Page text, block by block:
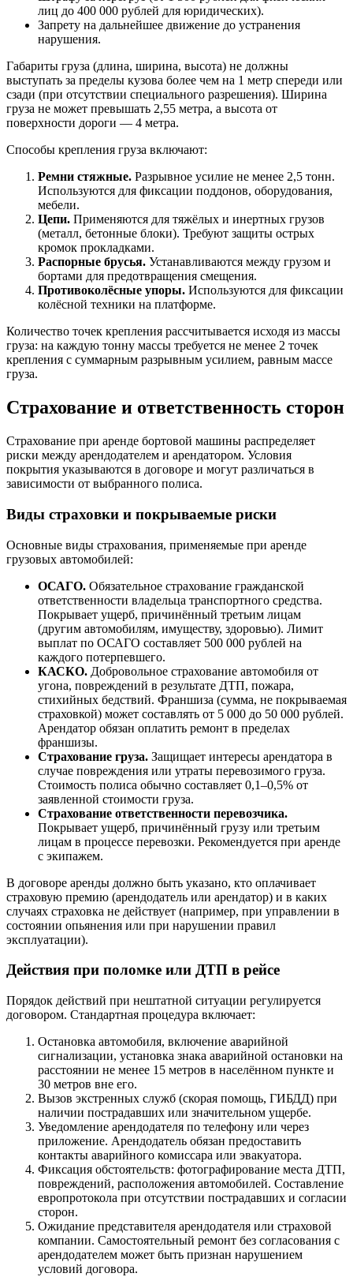
лиц до 400 000 рублей для юридических).
Запрету на дальнейшее движение до устранения
нарушения.
Габариты груза (длина, ширина, высота) не должны
выступать за пределы кузова более чем на 1 метр спереди или
сзади (при отсутствии специального разрешения). Ширина
груза не может превышать 2,55 метра, а высота от
поверхности дороги — 4 метра.
Способы крепления груза включают:
Ремни стяжные. Разрывное усилие не менее 2,5 тонн.
Используются для фиксации поддонов, оборудования,
мебели.
Цепи. Применяются для тяжёлых и инертных грузов
(металл, бетонные блоки). Требуют защиты острых
кромок прокладками.
Распорные брусья. Устанавливаются между грузом и
бортами для предотвращения смещения.
Противоколёсные упоры. Используются для фиксации
колёсной техники на платформе.
Количество точек крепления рассчитывается исходя из массы
груза: на каждую тонну массы требуется не менее 2 точек
крепления с суммарным разрывным усилием, равным массе
груза.
Страхование и ответственность сторон
Страхование при аренде бортовой машины распределяет
риски между арендодателем и арендатором. Условия
покрытия указываются в договоре и могут различаться в
зависимости от выбранного полиса.
Виды страховки и покрываемые риски
Основные виды страхования, применяемые при аренде
грузовых автомобилей:
ОСАГО. Обязательное страхование гражданской
ответственности владельца транспортного средства.
Покрывает ущерб, причинённый третьим лицам
(другим автомобилям, имуществу, здоровью). Лимит
выплат по ОСАГО составляет 500 000 рублей на
каждого потерпевшего.
КАСКО. Добровольное страхование автомобиля от
угона, повреждений в результате ДТП, пожара,
стихийных бедствий. Франшиза (сумма, не покрываемая
страховкой) может составлять от 5 000 до 50 000 рублей.
Арендатор обязан оплатить ремонт в пределах
франшизы.
Страхование груза. Защищает интересы арендатора в
случае повреждения или утраты перевозимого груза.
Стоимость полиса обычно составляет 0,1–0,5% от
заявленной стоимости груза.
Страхование ответственности перевозчика.
Покрывает ущерб, причинённый грузу или третьим
лицам в процессе перевозки. Рекомендуется при аренде
с экипажем.
В договоре аренды должно быть указано, кто оплачивает
страховую премию (арендодатель или арендатор) и в каких
случаях страховка не действует (например, при управлении в
состоянии опьянения или при нарушении правил
эксплуатации).
Действия при поломке или ДТП в рейсе
Порядок действий при нештатной ситуации регулируется
договором. Стандартная процедура включает:
Остановка автомобиля, включение аварийной
сигнализации, установка знака аварийной остановки на
расстоянии не менее 15 метров в населённом пункте и
30 метров вне его.
Вызов экстренных служб (скорая помощь, ГИБДД) при
наличии пострадавших или значительном ущербе.
Уведомление арендодателя по телефону или через
приложение. Арендодатель обязан предоставить
контакты аварийного комиссара или эвакуатора.
Фиксация обстоятельств: фотографирование места ДТП,
повреждений, расположения автомобилей. Составление
европротокола при отсутствии пострадавших и согласии
сторон.
Ожидание представителя арендодателя или страховой
компании. Самостоятельный ремонт без согласования с
арендодателем может быть признан нарушением
условий договора.